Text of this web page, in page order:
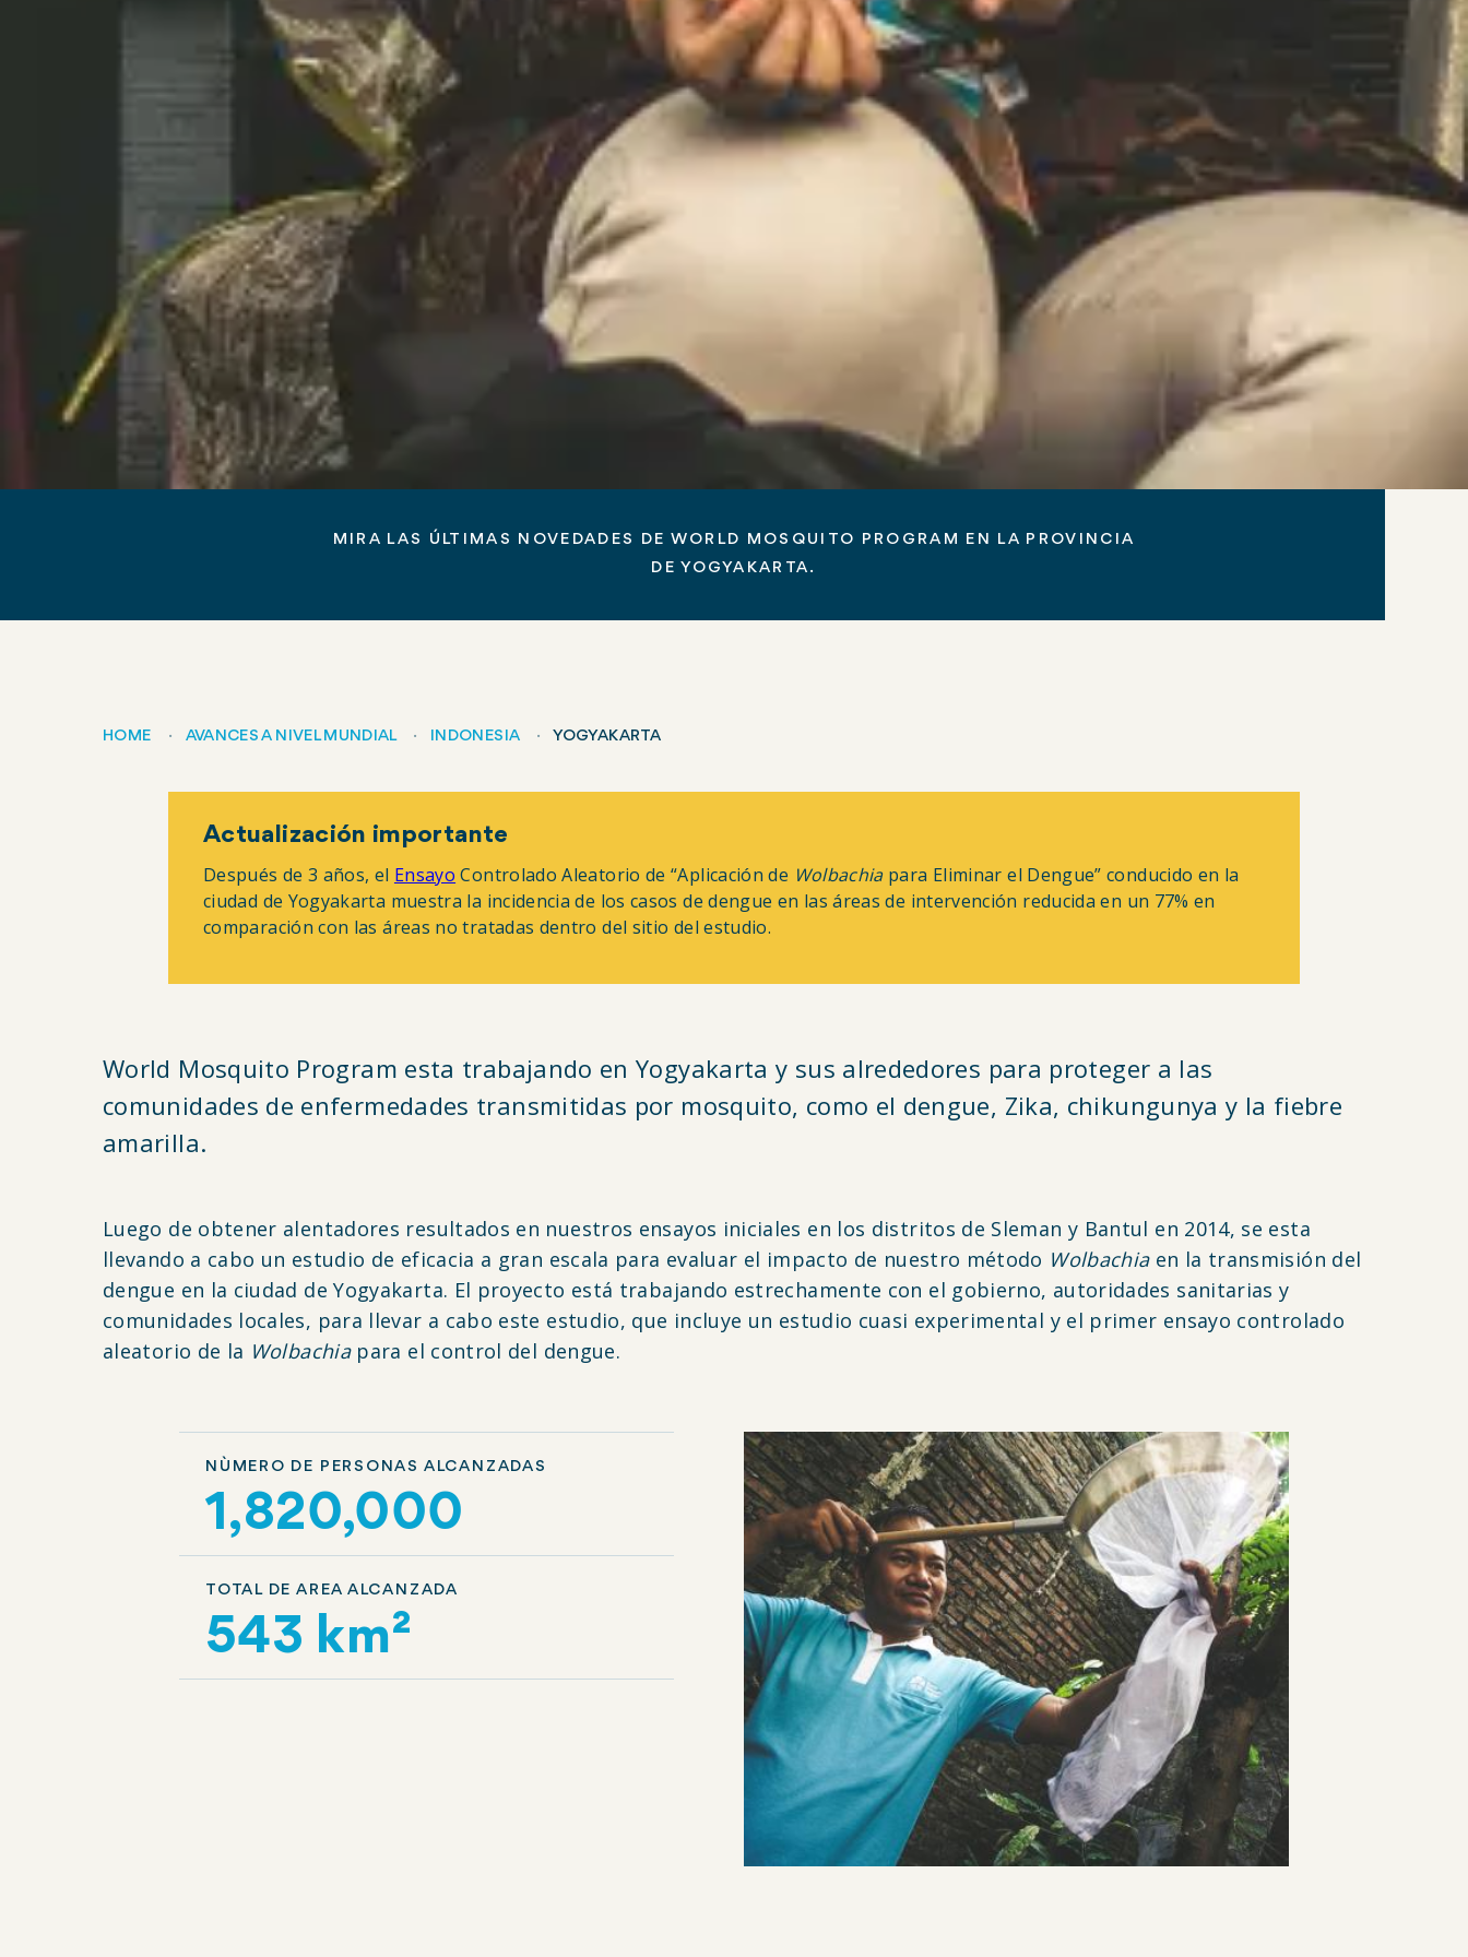
MIRA LAS ÚLTIMAS NOVEDADES DE WORLD MOSQUITO PROGRAM EN LA PROVINCIA
DE YOGYAKARTA.
Breadcrumb
HOME AVANCES A NIVEL MUNDIAL INDONESIA YOGYAKARTA
Actualización importante
Después de 3 años, el Ensayo Controlado Aleatorio de “Aplicación de Wolbachiapara Eliminar el Dengue” conducido en la
ciudad de Yogyakarta muestra la incidencia de los casos de dengue en las áreas de intervención reducida en un 77% en
comparación con las áreas no tratadas dentro del sitio del estudio.
World Mosquito Program esta trabajando en Yogyakarta y sus alrededores para proteger a las
comunidades de enfermedades transmitidas por mosquito, como el dengue, Zika, chikungunya y la fiebre
amarilla.
Luego de obtener alentadores resultados en nuestros ensayos iniciales en los distritos de Sleman y Bantul en 2014, se esta
llevando a cabo un estudio de eficacia a gran escala para evaluar el impacto de nuestro método Wolbachiaen la transmisión del
dengue en la ciudad de Yogyakarta. El proyecto está trabajando estrechamente con el gobierno, autoridades sanitarias y
comunidades locales, para llevar a cabo este estudio, que incluye un estudio cuasi experimental y el primer ensayo controlado
aleatorio de la Wolbachiapara el control del dengue.
NÙMERO DE PERSONAS ALCANZADAS
1,820,000
TOTAL DE AREA ALCANZADA
543 km²